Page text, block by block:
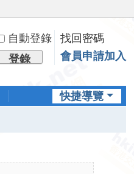
自動登錄
找回密碼
登錄 會員申請加入
快捷導覽